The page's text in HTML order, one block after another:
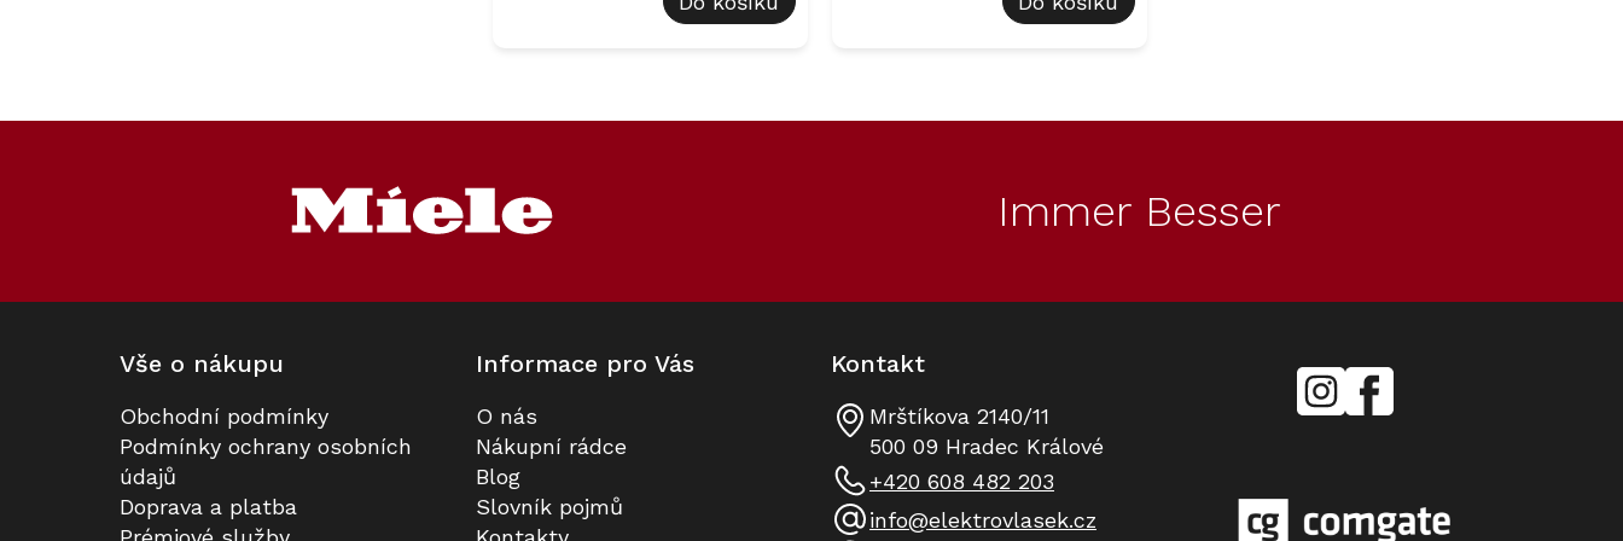
v
r
ý
p
i
s
Immer Besser
Vše o nákupu
Obchodní podmínky
Podmínky ochrany osobních
údajů
Doprava a platba
Informace pro Vás
O nás
Nákupní rádce
Blog
Slovník pojmů
Kontakt
Mrštíkova 2140/11
500 09 Hradec Králové
info@elektrovlasek.cz
+420 608 482 203
mielecentervlasek
Miele
Center